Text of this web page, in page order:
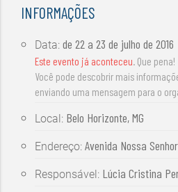
INFORMAÇÕES
Data:de 22 a 23 de julho de 2016
Este evento já aconteceu. Que pena!
Você pode descobrir mais
enviando uma mensagem para o
Local: Belo Horizonte, MG
Endereço:Avenida Nossa
Responsável: Lúcia Cristina